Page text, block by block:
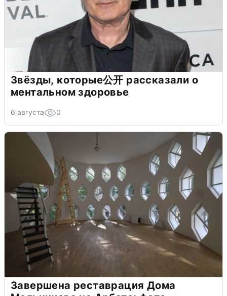
Звёзды, которые公开 рассказали о
ментальном здоровье
6 августа 0
Завершена реставрация Дома